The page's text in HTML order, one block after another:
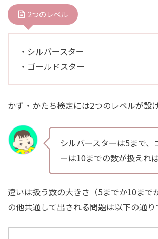
2つのレベル
・シルバースター
・ゴールドスター
かず・かたち検定には2つのレベルが設
シルバースターは5まで、
ーは10までの数が扱えれ
違いは扱う数の大きさ（5までか10までか
の他共通して出される問題は以下の通り